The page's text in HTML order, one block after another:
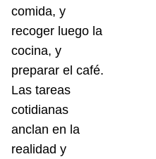
comida, y
recoger luego la
cocina, y
preparar el café.
Las tareas
cotidianas
anclan en la
realidad y